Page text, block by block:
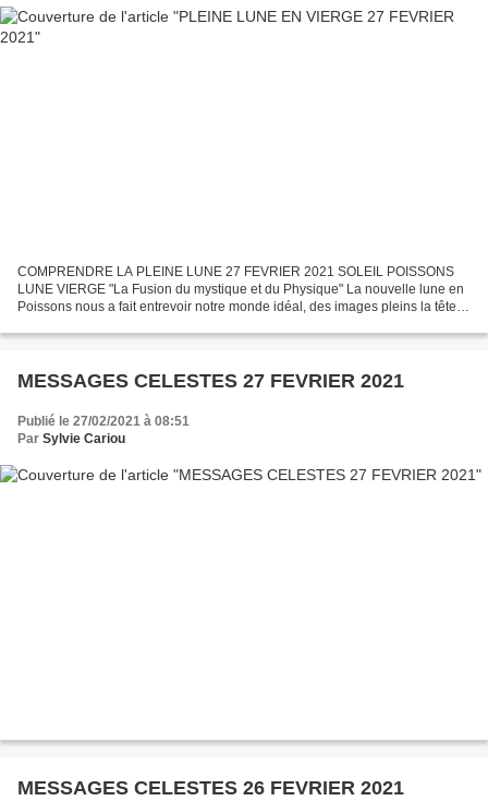
COMPRENDRE LA PLEINE LUNE 27 FEVRIER 2021 SOLEIL POISSONS
LUNE VIERGE "La Fusion du mystique et du Physique" La nouvelle lune en
Poissons nous a fait entrevoir notre monde idéal, des images pleins la tête et
MESSAGES CELESTES 27 FEVRIER 2021
Publié le 27/02/2021 à 08:51
Par Sylvie Cariou
MESSAGES CELESTES 26 FEVRIER 2021